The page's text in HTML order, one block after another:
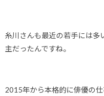
糸川さんも最近の若手には多
主だったんですね。
2015年から本格的に俳優の